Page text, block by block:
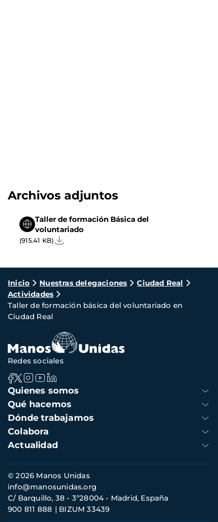
Archivos adjuntos
Taller de formación Básica del
voluntariado
(915.41 KB)
Ruta
de
navegación
Inicio Nuestras delegaciones
Ciudad Real
Actividades
Taller de formación básica del voluntariado en
Ciudad Real
Navegación
principal
Quienes somos
Qué hacemos
Dónde trabajamos
Colabora
Actualidad
Redes sociales
Información
de
contacto
© 2026 Manos Unidas
C/ Barquillo, 38 - 3º28004 - Madrid, España
900 811 888
BIZUM 33439
info@manosunidas.org